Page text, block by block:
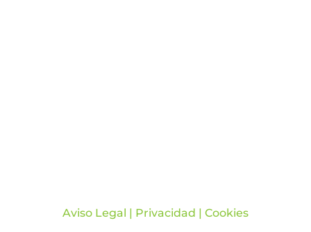
Aviso Legal Privacidad Cookies